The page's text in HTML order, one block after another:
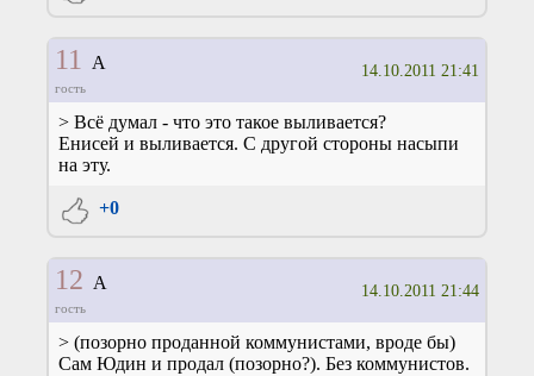
11 А
гость
14.10.2011 21:41
> Всё думал - что это такое выливается?
Енисей и выливается. С другой стороны насыпи
на эту.
+0
12 А
гость
14.10.2011 21:44
> (позорно проданной коммунистами, вроде бы)
Сам Юдин и продал (позорно?). Без коммунистов.